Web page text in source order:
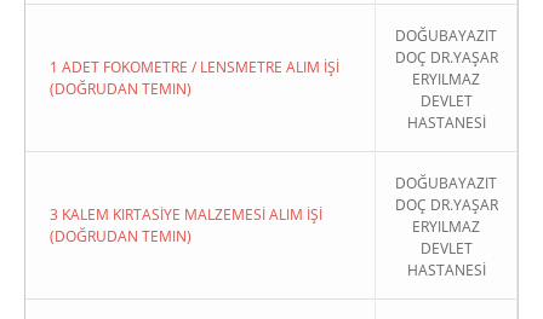
1 ADET FOKOMETRE / LENSMETRE ALIM İŞİ
(DOĞRUDAN TEMIN)
DOĞUBAYAZIT
DOÇ DR.YAŞAR
ERYILMAZ
DEVLET
HASTANESİ
3 KALEM KIRTASİYE MALZEMESİ ALIM İŞİ
(DOĞRUDAN TEMIN)
DOĞUBAYAZIT
DOÇ DR.YAŞAR
ERYILMAZ
DEVLET
HASTANESİ